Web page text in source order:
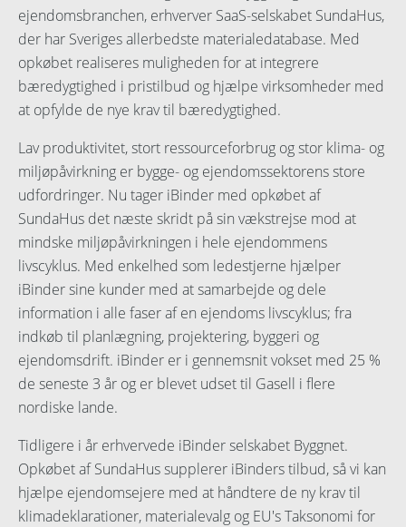
ejendomsbranchen, erhverver SaaS-selskabet SundaHus,
der har Sveriges allerbedste materialedatabase. Med
opkøbet realiseres muligheden for at integrere
bæredygtighed i pristilbud og hjælpe virksomheder med
at opfylde de nye krav til bæredygtighed.
Lav produktivitet, stort ressourceforbrug og stor klima- og
miljøpåvirkning er bygge- og ejendomssektorens store
udfordringer. Nu tager iBinder med opkøbet af
SundaHus det næste skridt på sin vækstrejse mod at
mindske miljøpåvirkningen i hele ejendommens
livscyklus. Med enkelhed som ledestjerne hjælper
iBinder sine kunder med at samarbejde og dele
information i alle faser af en ejendoms livscyklus; fra
indkøb til planlægning, projektering, byggeri og
ejendomsdrift. iBinder er i gennemsnit vokset med 25 %
de seneste 3 år og er blevet udset til Gasell i flere
nordiske lande.
Tidligere i år erhvervede iBinder selskabet Byggnet.
Opkøbet af SundaHus supplerer iBinders tilbud, så vi kan
hjælpe ejendomsejere med at håndtere de ny krav til
klimadeklarationer, materialevalg og EU's Taksonomi for